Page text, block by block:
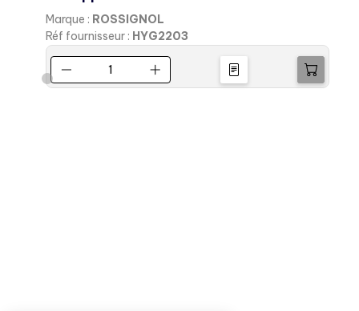
Marque : ROSSIGNOL
Réf fournisseur : HYG2203